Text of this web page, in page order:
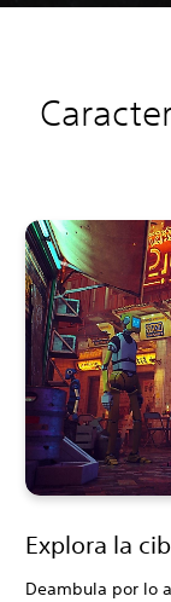
Explora la
Deambula por lo